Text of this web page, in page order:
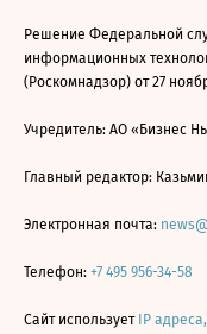
Решение Федеральной
информационных
(Роскомнадзор) от 27
Учредитель: АО «Бизнес
Главный редактор:
Электронная почта:
Телефон: +7 495 956-34-58
Сайт использует IP